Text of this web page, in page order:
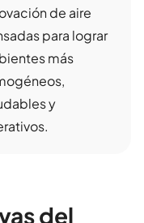
de aire
para lograr
más
y
del